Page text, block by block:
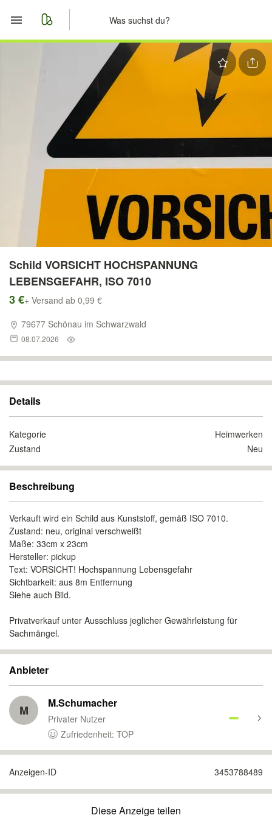
Nachrichten
Anzeige aufgeben
Schild VORSICHT HOCHSPANNUNG
LEBENSGEFAHR, ISO 7010
3 €+ Versand ab 0,99 €
79677 Schönau im Schwarzwald
08.07.2026
Details
Kategorie
Heimwerken
Zustand
Neu
Beschreibung
Verkauft wird ein Schild aus Kunststoff, gemäß ISO 7010.
Zustand: neu, original verschweißt
Maße: 33cm x 23cm
Hersteller: pickup
Text: VORSICHT! Hochspannung Lebensgefahr
Sichtbarkeit: aus 8m Entfernung
Siehe auch Bild.
Privatverkauf unter Ausschluss jeglicher Gewähr­leistung für
Sachmängel.
Anbieter
M M.Schumacher
Privater Nutzer
Zufriedenheit: TOP
Anzeigen-ID 3453788489
Diese Anzeige teilen